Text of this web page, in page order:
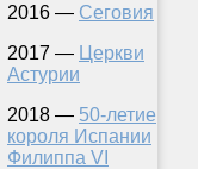
2016 — Сеговия
2017 — Церкви
Астурии
2018 — 50-летие
короля Испании
Филиппа VI